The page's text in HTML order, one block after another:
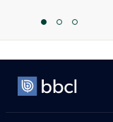
itemitemitem
3